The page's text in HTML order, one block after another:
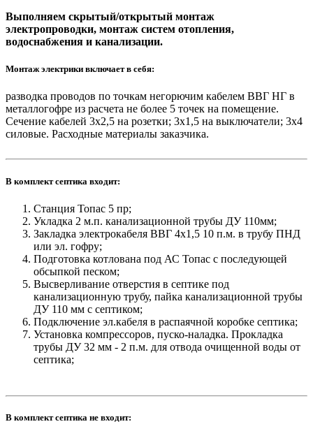
Выполняем скрытый/открытый монтаж
электропроводки, монтаж систем отопления,
водоснабжения и канализации.
Монтаж электрики включает в себя:
разводка проводов по точкам негорючим кабелем ВВГ НГ в
металлогофре из расчета не более 5 точек на помещение.
Сечение кабелей 3х2,5 на розетки; 3х1,5 на выключатели; 3х4
силовые. Расходные материалы заказчика.
В комплект септика входит:
Станция Топас 5 пр;
Укладка 2 м.п. канализационной трубы ДУ 110мм;
Закладка электрокабеля ВВГ 4х1,5 10 п.м. в трубу ПНД
или эл. гофру;
Подготовка котлована под АС Топас с последующей
обсыпкой песком;
Высверливание отверстия в септике под
канализационную трубу, пайка канализационной трубы
ДУ 110 мм с септиком;
Подключение эл.кабеля в распаячной коробке септика;
Установка компрессоров, пуско-наладка. Прокладка
трубы ДУ 32 мм - 2 п.м. для отвода очищенной воды от
септика;
В комплект септика не входит: